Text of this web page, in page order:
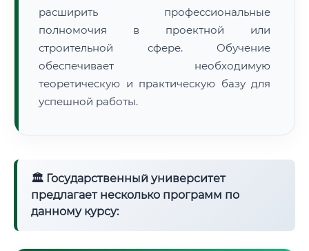
расширить профессиональные
полномочия в проектной или
строительной сфере. Обучение
обеспечивает необходимую
теоретическую и практическую базу для
успешной работы.
🏛 Государственный университет
предлагает несколько программ по
данному курсу: